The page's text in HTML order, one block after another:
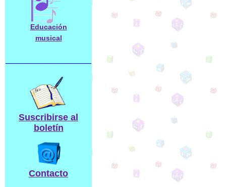
Educación
musical
Suscribirse al
boletín
Contacto